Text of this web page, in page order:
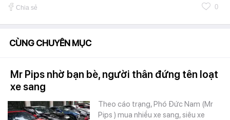
Chia sẻ 0
CÙNG CHUYÊN MỤC
Mr Pips nhờ bạn bè, người thân đứng tên loạt
xe sang
Theo cáo trạng, Phó Đức Nam (Mr
Pips ) mua nhiều xe sang, siêu xe